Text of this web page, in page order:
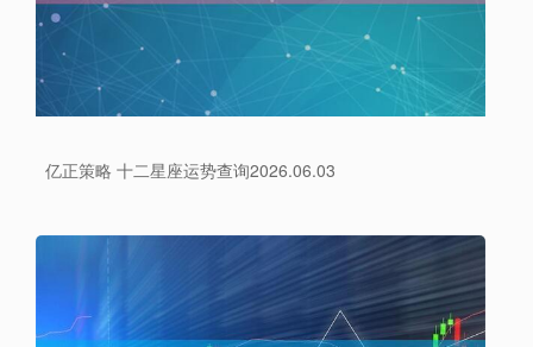
亿正策略 十二星座运势查询2026.06.03